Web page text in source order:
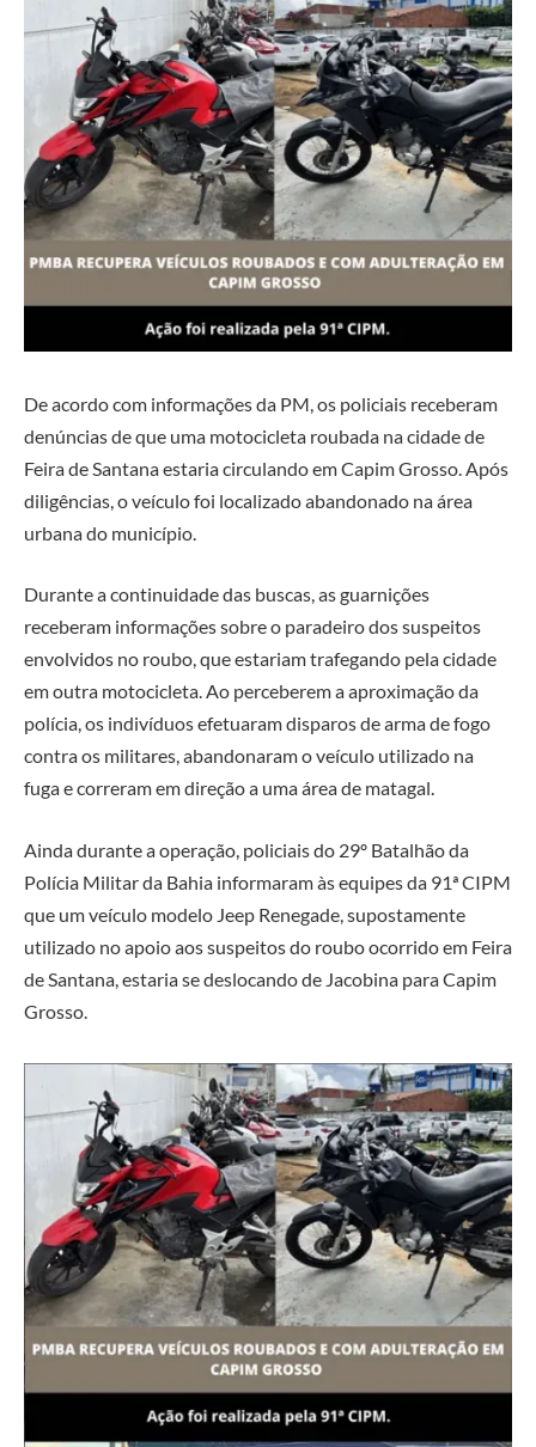
De acordo com informações da PM, os policiais receberam
denúncias de que uma motocicleta roubada na cidade de
Feira de Santanaestaria circulando em Capim Grosso. Após
diligências, o veículo foi localizado abandonado na área
urbana do município.
Durante a continuidade das buscas, as guarnições
receberam informações sobre o paradeiro dos suspeitos
envolvidos no roubo, que estariam trafegando pela cidade
em outra motocicleta. Ao perceberem a aproximação da
polícia, os indivíduos efetuaram disparos de arma de fogo
contra os militares, abandonaram o veículo utilizado na
fuga e correram em direção a uma área de matagal.
Ainda durante a operação, policiais do 29º Batalhão da
Polícia Militar da Bahia informaram às equipes da 91ª CIPM
que um veículo modelo Jeep Renegade, supostamente
utilizado no apoio aos suspeitos do roubo ocorrido em Feira
de Santana, estaria se deslocando de Jacobina para Capim
Grosso.